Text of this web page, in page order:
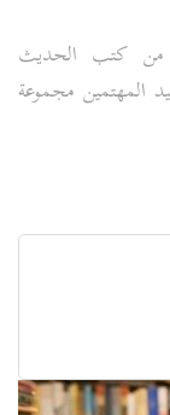
من كتب الحديث
المهتمين مجموعة